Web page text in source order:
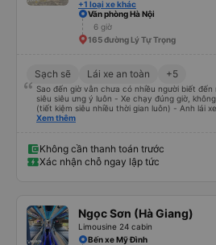
+1 loại xe khác
Văn phòng Hà Nội
6 giờ
165 đường Lý Tự Trọng
Sạch sẽ Lái xe an toàn +5
Sao đến giờ vẫn chưa có nhiều người biết
siêu siêu ưng ý luôn - Xe chạy đúng giờ, không dừng đón khách dọc đường
(tiết kiệm siêu nhiều thời gian luôn) - Anh lái
chủ xe thì siêu đáng yêu còn xách đồ hộ mình nữa - Quan trọng hơn
Tóm gọn lại thì đây là 1 chuyến xe siêu tuyệt vời, mọi người rất rất nên trải
nghiệm nha
Xem thêm
Không cần thanh toán trước
Xác nhận chỗ ngay lập tức
Ngọc Sơn (Hà Giang)
Limousine 24 cabin
Bến xe Mỹ Đình